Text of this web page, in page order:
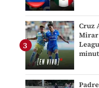
Cruz
Mirar